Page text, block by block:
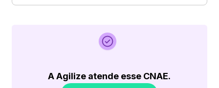
A Agilize atende esse CNAE.